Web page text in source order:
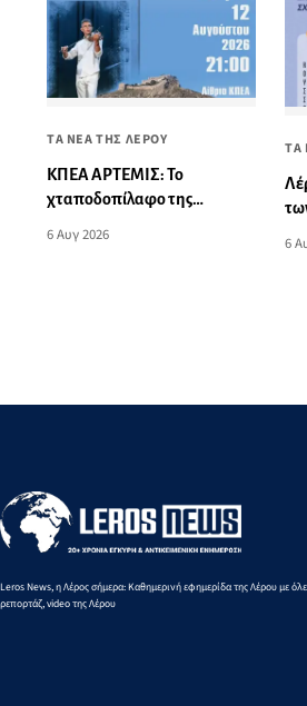
ΤΑ ΝΕΑ ΤΗΣ ΛΕΡΟΥ
ΚΠΕΑ ΑΡΤΕΜΙΣ: Το
χταποδοπίλαφο της
εκδήλωση
6 Αυγ 2026
ΤΑ
6
Leros News, η Λέρος σήμερα: Καθημερινή εφημερίδα της Λέρου με
ρεπορτάζ, video της Λέρου